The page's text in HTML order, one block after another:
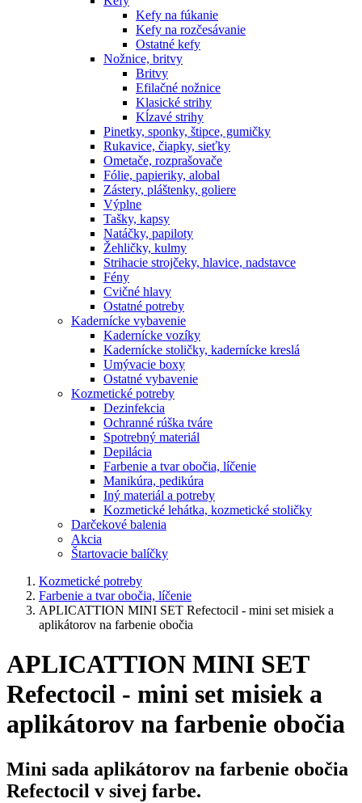
Kefy na fúkanie
Kefy na rozčesávanie
Ostatné kefy
Nožnice, britvy
Britvy
Efilačné nožnice
Klasické strihy
Kĺzavé strihy
Pinetky, sponky, štipce, gumičky
Rukavice, čiapky, sieťky
Ometače, rozprašovače
Fólie, papieriky, alobal
Zástery, pláštenky, goliere
Výplne
Tašky, kapsy
Natáčky, papiloty
Žehličky, kulmy
Strihacie strojčeky, hlavice, nadstavce
Fény
Cvičné hlavy
Ostatné potreby
Kadernícke vybavenie
Kadernícke vozíky
Kadernícke stoličky, kadernícke kreslá
Umývacie boxy
Ostatné vybavenie
Kozmetické potreby
Dezinfekcia
Ochranné rúška tváre
Spotrebný materiál
Depilácia
Farbenie a tvar obočia, líčenie
Manikúra, pedikúra
Iný materiál a potreby
Kozmetické lehátka, kozmetické stoličky
Darčekové balenia
Akcia
Štartovacie balíčky
Kozmetické potreby
Farbenie a tvar obočia, líčenie
APLICATTION MINI SET Refectocil - mini set misiek a
aplikátorov na farbenie obočia
APLICATTION MINI SET
Refectocil - mini set misiek a
aplikátorov na farbenie obočia
Mini sada aplikátorov na farbenie obočia
Refectocil v sivej farbe.